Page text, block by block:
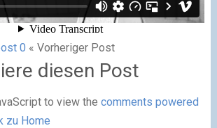
0 « Vorheriger Post
diesen Post
to view the comments powered
zu Home